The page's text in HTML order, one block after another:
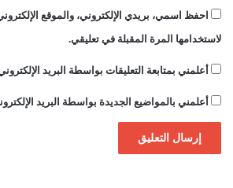
احفظ اسمي، بريدي الإلكتروني، والموقع
لاستخدامها المرة المقبلة في تعليقي.
أعلمني بمتابعة التعليقات بواسطة البريد
أعلمني بالمواضيع الجديدة بواسطة البريد